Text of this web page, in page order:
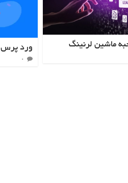
ماشین لرنینگ ورد پرس ۲۰ ساله شد!
۰